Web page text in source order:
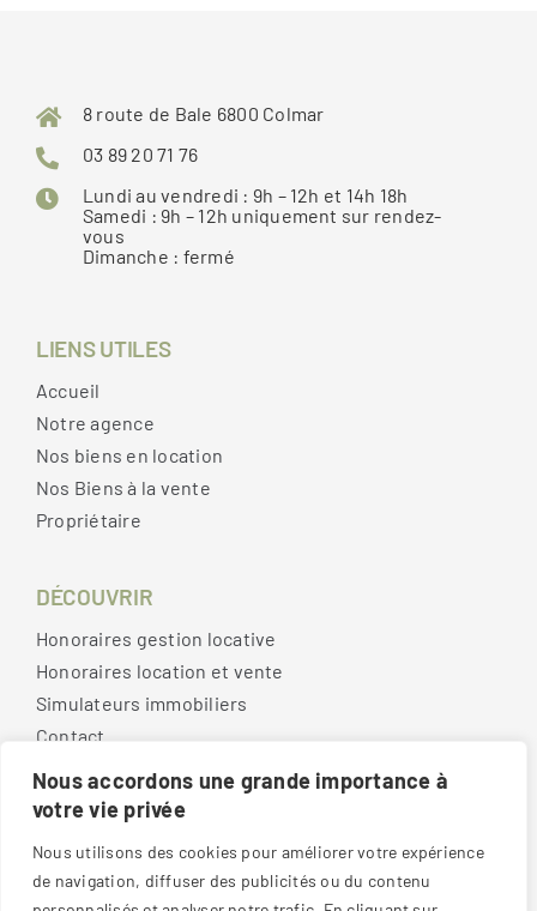
Nous accordons une grande importance à
votre vie privée
Nous utilisons des cookies pour améliorer votre expérience
de navigation, diffuser des publicités ou du contenu
8 route de Bale 6800 Colmar
03 89 20 71 76
Lundi au vendredi : 9h – 12h et 14h 18h
Samedi : 9h – 12h uniquement sur rendez-
vous
Dimanche : fermé
LIENS UTILES
Accueil
Notre agence
Nos biens en location
Nos Biens à la vente
Propriétaire
DÉCOUVRIR
Honoraires gestion locative
Honoraires location et vente
Simulateurs immobiliers
Contact
MENTIONS LÉGALES
Mentions légales
Politique de confidentialité